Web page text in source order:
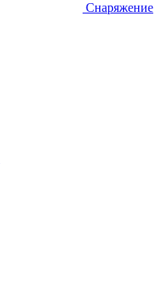
Снаряжение